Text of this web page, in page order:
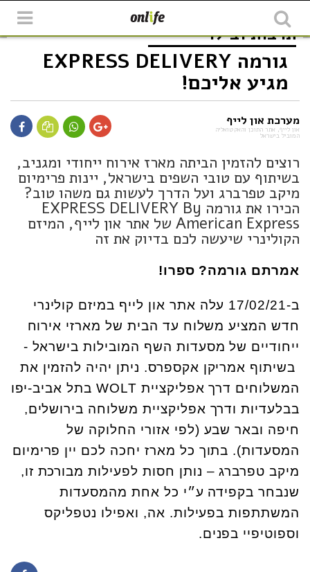
תרבות ובילוי
גורמה EXPRESS DELIVERY
מגיע אליכם!
מערכת און לייף
און לייף, אתר התוכן והאקטואליה
המוביל בישראל
רוצים להזמין הביתה מארז אירוח ייחודי ומגניב,
בשיתוף עם טובי השפים בישראל, יינות פרימיום
מיקב טפרברג ועל הדרך לעשות גם משהו טוב?
הכירו את גורמה EXPRESS DELIVERY By
American Express של אתר און לייף, המיזם
הקולינרי שיעשה לכם בדיוק את זה
אמרתם גורמה? ספרו!
ב-17/02/21 עלה אתר און לייף במיזם קולינרי
חדש המציע משלוח עד הבית של מארזי אירוח
ייחודיים של מסעדות השף המובילות בישראל -
בשיתוף אמריקן אקספרס. ניתן יהיה להזמין את
המשלוחים דרך אפליקציית WOLT בתל אביב-יפו
בבלעדיות ודרך אפליקציית משלוחה בירושלים,
חיפה ובאר שבע (לפי אזורי החלוקה של
המסעדות). בתוך כל מארז יחכה לכם יין פרימיום
מיקב טפרברג – נותן חסות לפעילות מבורכת זו,
שנבחר בקפידה ע״י כל אחת מהמסעדות
המשתתפות בפעילות. אה, ואפילו נטפליקס
וספוטיפיי בפנים.